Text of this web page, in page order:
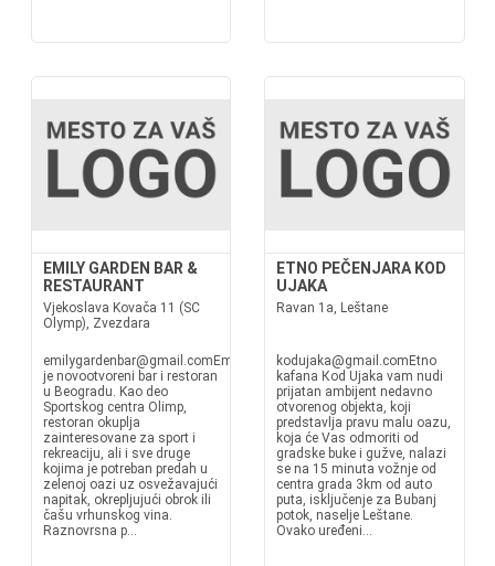
EMILY GARDEN BAR &
RESTAURANT
Vjekoslava Kovača 11 (SC
Olymp), Zvezdara
emilygardenbar@gmail.comEmily
je novootvoreni bar i restoran
u Beogradu. Kao deo
Sportskog centra Olimp,
restoran okuplja
zainteresovane za sport i
rekreaciju, ali i sve druge
kojima je potreban predah u
zelenoj oazi uz osvežavajući
napitak, okrepljujući obrok ili
čašu vrhunskog vina.
Raznovrsna p...
ETNO PEČENJARA KOD
UJAKA
Ravan 1a, Leštane
kodujaka@gmail.comEtno
kafana Кod Ujaka vam nudi
prijatan ambijent nedavno
otvorenog objekta, koji
predstavlja pravu malu oazu,
koja će Vas odmoriti od
gradske buke i gužve, nalazi
se na 15 minuta vožnje od
centra grada 3km od auto
puta, isključenje za Bubanj
potok, naselje Leštane.
Ovako uređeni...